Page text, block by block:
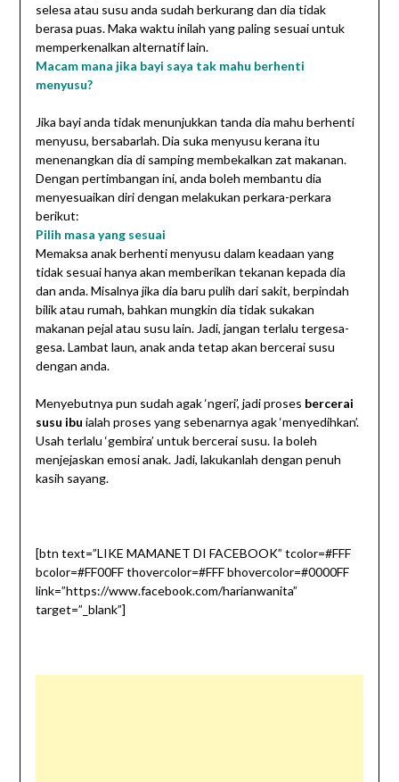
selesa atau susu anda sudah berkurang dan dia tidak
berasa puas. Maka waktu inilah yang paling sesuai untuk
memperkenalkan alternatif lain.
Macam mana jika bayi saya tak mahu berhenti
menyusu?
Jika bayi anda tidak menunjukkan tanda dia mahu berhenti
menyusu, bersabarlah. Dia suka menyusu kerana itu
menenangkan dia di samping membekalkan zat makanan.
Dengan pertimbangan ini, anda boleh membantu dia
menyesuaikan diri dengan melakukan perkara-perkara
berikut:
Pilih masa yang sesuai
Memaksa anak berhenti menyusu dalam keadaan yang
tidak sesuai hanya akan memberikan tekanan kepada dia
dan anda. Misalnya jika dia baru pulih dari sakit, berpindah
bilik atau rumah, bahkan mungkin dia tidak sukakan
makanan pejal atau susu lain. Jadi, jangan terlalu tergesa-
gesa. Lambat laun, anak anda tetap akan bercerai susu
dengan anda.
Menyebutnya pun sudah agak ‘ngeri’, jadi proses bercerai
susu ibu ialah proses yang sebenarnya agak ‘menyedihkan’.
Usah terlalu ‘gembira’ untuk bercerai susu. Ia boleh
menjejaskan emosi anak. Jadi, lakukanlah dengan penuh
kasih sayang.
[btn text=”LIKE MAMANET DI FACEBOOK” tcolor=#FFF
bcolor=#FF00FF thovercolor=#FFF bhovercolor=#0000FF
link=”https://www.facebook.com/harianwanita”
target=”_blank”]